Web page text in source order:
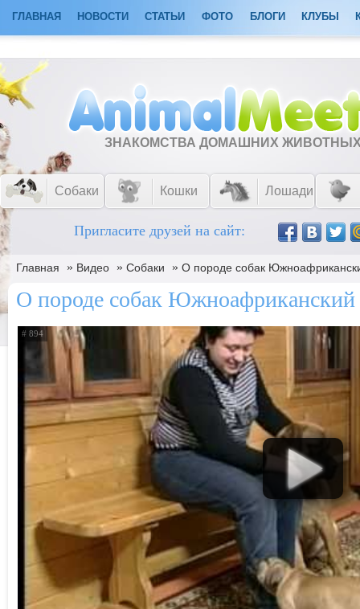
ГЛАВНАЯ НОВОСТИ СТАТЬИ ФОТО БЛОГИ КЛУБЫ
ЗНАКОМСТВА ДОМАШНИХ
Собаки Кошки Лошади
Пригласите друзей на сайт:
Главная » Видео » Собаки » О породе собак
О породе собак Южноафриканский
# 894